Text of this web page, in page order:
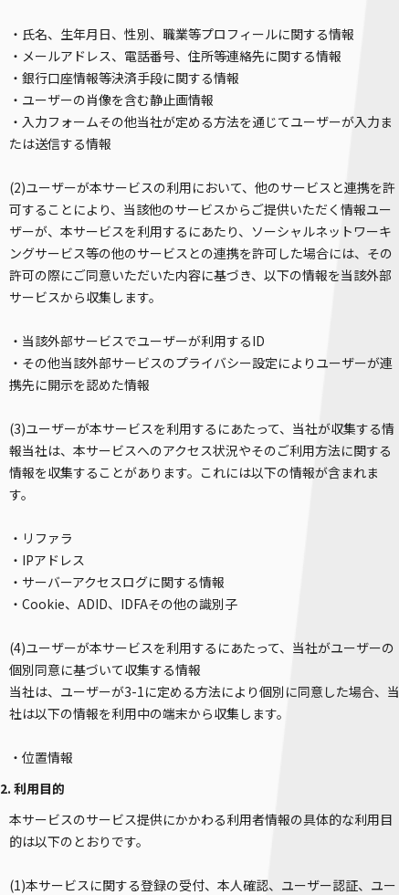
・氏名、生年月日、性別、職業等プロフィールに関する情報
・メールアドレス、電話番号、住所等連絡先に関する情報
・銀行口座情報等決済手段に関する情報
・ユーザーの肖像を含む静止画情報
・入力フォームその他当社が定める方法を通じてユーザーが入力ま
たは送信する情報
(2)ユーザーが本サービスの利用において、他のサービスと連携を許
可することにより、当該他のサービスからご提供いただく情報ユー
ザーが、本サービスを利用するにあたり、ソーシャルネットワーキ
ングサービス等の他のサービスとの連携を許可した場合には、その
許可の際にご同意いただいた内容に基づき、以下の情報を当該外部
サービスから収集します。
・当該外部サービスでユーザーが利用するID
・その他当該外部サービスのプライバシー設定によりユーザーが連
携先に開示を認めた情報
(3)ユーザーが本サービスを利用するにあたって、当社が収集する情
報当社は、本サービスへのアクセス状況やそのご利用方法に関する
情報を収集することがあります。これには以下の情報が含まれま
す。
・リファラ
・IPアドレス
・サーバーアクセスログに関する情報
・Cookie、ADID、IDFAその他の識別子
(4)ユーザーが本サービスを利用するにあたって、当社がユーザーの
個別同意に基づいて収集する情報
当社は、ユーザーが3-1に定める方法により個別に同意した場合、当
社は以下の情報を利用中の端末から収集します。
・位置情報
2. 利用目的
本サービスのサービス提供にかかわる利用者情報の具体的な利用目
的は以下のとおりです。
(1)本サービスに関する登録の受付、本人確認、ユーザー認証、ユー